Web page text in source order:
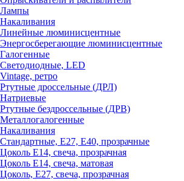
Лампы
Накаливания
Линейные люминисцентные
Энергосберегающие люминисцентные
Галогенные
Светодиодные, LED
Vintage, ретро
Ртутные дроссельные (ДРЛ)
Натриевые
Ртутные бездроссельные (ДРВ)
Металлогалогенные
Накаливания
Стандартные, Е27, Е40, прозрачные
Цоколь Е14, свеча, прозрачная
Цоколь Е14, свеча, матовая
Цоколь, Е27, свеча, прозрачная